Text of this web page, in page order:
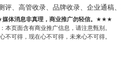
评、高管收录、品牌收录、企业通稿
媒体消息非真理，商业推广勿轻信。 ★★★
本页面含有商业推广信息，请注意甄别。
不可得，现在心不可得，未来心不可得。